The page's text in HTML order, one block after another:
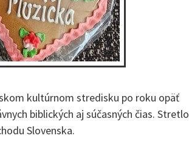
kultúrnom stredisku po roku opäť
biblických aj súčasných čias. Stretlo
Slovenska.